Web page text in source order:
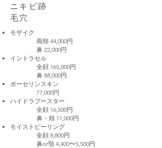
ニキビ跡
​毛穴
モザイク
両頬 44,000円
鼻 22,000円
イントラセル
全顔 165,000円
鼻 88,000円
ポーセリンスキン
77,000円
ハイドラブースター
全顔 16,500円
鼻・頬 11,000円
モイストピーリング
全顔 8,800円
鼻or顎 4,400〜5,500円